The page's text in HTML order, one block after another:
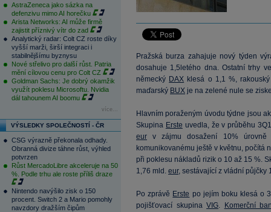
AstraZeneca jako sázka na
defenzivu mimo AI horečku
Arista Networks: AI může firmě
zajistit příznivý vítr do zad
Analytický radar: Colt CZ roste díky
vyšší marži, širší integraci i
stabilnějšímu byznysu
Nové střelivo pro další růst. Patria
mění cílovou cenu pro Colt CZ
Goldman Sachs: Je dobrý okamžik
využít poklesu Microsoftu. Nvidia
dál tahounem AI boomu
více...
VÝSLEDKY SPOLEČNOSTÍ - ČR
CSG výrazně překonala odhady.
Obranná divize táhne růst, výhled
potvrzen
Růst MercadoLibre akceleruje na 50
%. Podle trhu ale roste příliš draze
Nintendo navýšilo zisk o 150
procent. Switch 2 a Mario pomohly
navzdory dražším čipům
Pražská burza zahajuje nový týden
dosahuje 1,5letého dna. Ostatní trhy
německý DAX klesá o 1,1 %,
maďarský BUX je na zelené nule se
Hlavním poraženým úvodu týdne jsou
Skupina Erste uvedla, že v průběhu
eur v zájmu dosažení 10%
komunikovanému ještě v květnu, počítá
při poklesu nákladů rizik o 10 až 15 %.
1,76 mld. eur, sestávající z vládní půjčky
Po zprávě Erste po jejím boku klesá o
pojišťovací skupinaVIG.
Komerční